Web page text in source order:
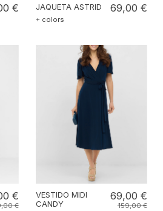
€ JAQUETA ASTRID
+ colors
69,00 €
€
€
VESTIDO MIDI
CANDY
69,00 €
159,00 €